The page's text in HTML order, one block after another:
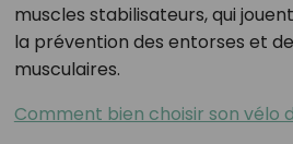
muscles stabilisateurs, qui
la prévention des entorses et
musculaires.
Comment bien choisir son vélo